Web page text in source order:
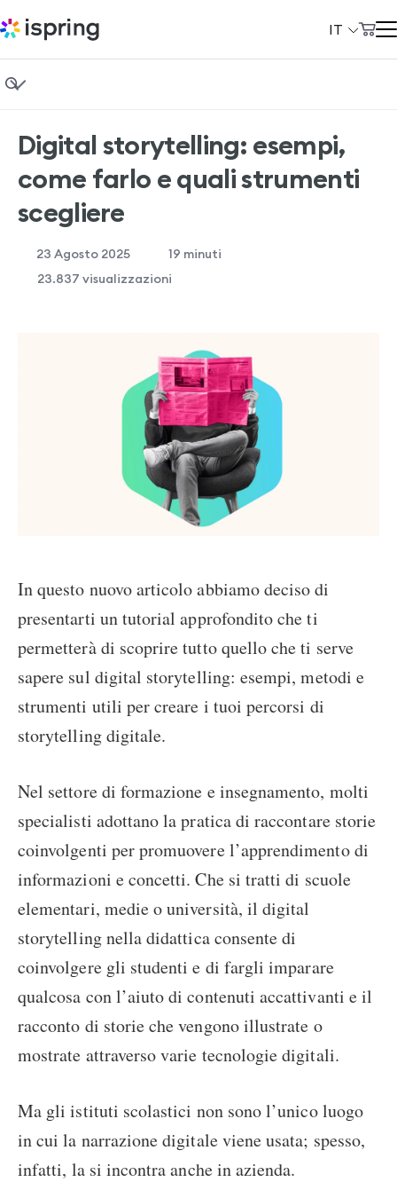
IT
Prodotti
Сlienti
support@ispring.it
Instructional design
Formazione aziendale
Casi studio
Demo gratuita di iSpring LMS
Digital storytelling: esempi,
come farlo e quali strumenti
scegliere
23 Agosto 2025 19 minuti
23.837 visualizzazioni
In questo nuovo articolo abbiamo deciso di
presentarti un tutorial approfondito che ti
permetterà di scoprire tutto quello che ti serve
sapere sul digital storytelling: esempi, metodi e
strumenti utili per creare i tuoi percorsi di
storytelling digitale.
Nel settore di formazione e insegnamento, molti
specialisti adottano la pratica di raccontare storie
coinvolgenti per promuovere l’apprendimento di
informazioni e concetti. Che si tratti di scuole
elementari, medie o università, il digital
storytelling nella didattica consente di
coinvolgere gli studenti e di fargli imparare
qualcosa con l’aiuto di contenuti accattivanti e il
racconto di storie che vengono illustrate o
mostrate attraverso varie tecnologie digitali.
Ma gli istituti scolastici non sono l’unico luogo
in cui la narrazione digitale viene usata; spesso,
infatti, la si incontra anche in azienda.